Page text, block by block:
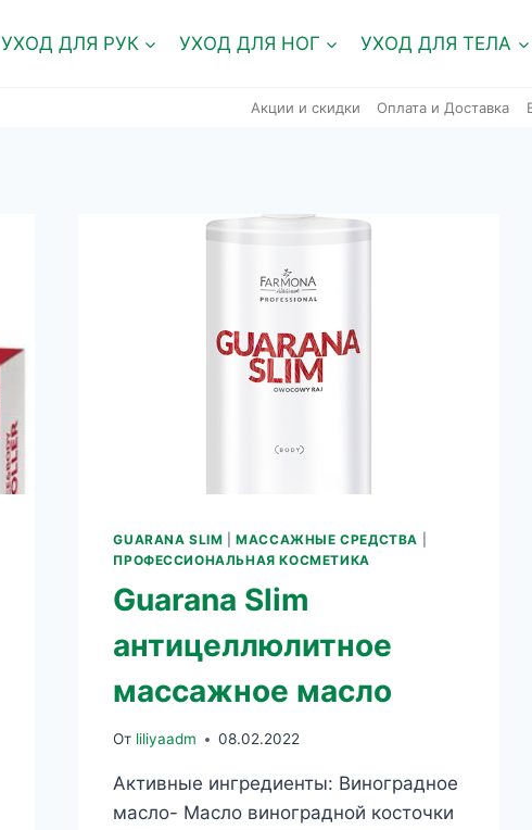
УХОД ДЛЯ РУК УХОД ДЛЯ НОГ УХОД ДЛЯ ТЕЛА
Акции и скидки Оплата и Доставка
GUARANA SLIM |МАССАЖНЫЕ СРЕДСТВА
ПРОФЕССИОНАЛЬНАЯ КОСМЕТИКА
Guarana Slim
антицеллюлитное
массажное масло
От liliyaadm 08.02.2022
Активные ингредиенты: Виноградное
масло- Масло виноградной косточки